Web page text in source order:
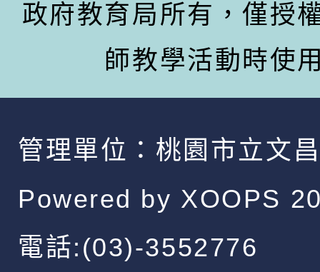
政府教育局所有，僅授
師教學活動時使
管理單位： 桃園市立文
Powered by XOOPS
電話:(03)-3552776